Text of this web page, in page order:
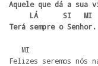
Aquele que dá a sua
Terá sempre o Senhor.
Felizes seremos nós